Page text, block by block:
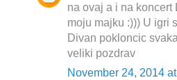
na ovaj a i na koncert
moju majku :))) U igri
Divan pokloncic
veliki pozdrav
November 24, 2014